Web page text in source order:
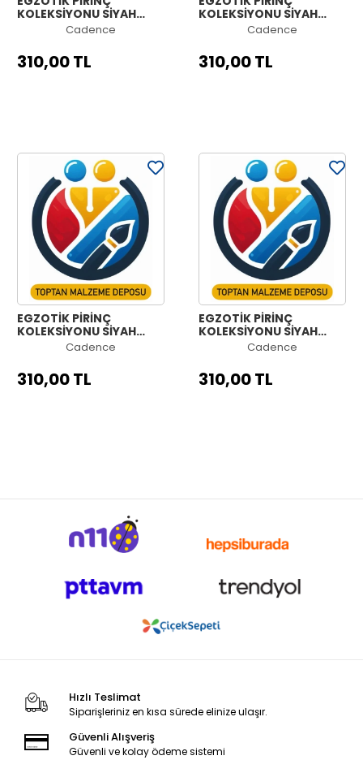
KOLEKSİYONU SİYAH
ZEMİN MODEL-4A
Cadence
310,00 TL
KOLEKSİYONU SİYAH
ZEMİN MODEL-3C
Cadence
310,00 TL
EGZOTİK PİRİNÇ
KOLEKSİYONU SİYAH
Cadence
310,00 TL
EGZOTİK PİRİNÇ
KOLEKSİYONU SİYAH
ZEMİN MODEL-3A
Cadence
310,00 TL
Hızlı Teslimat
Siparişleriniz en kısa sürede elinize ulaşır.
Güvenli Alışveriş
Güvenli ve kolay ödeme sistemi